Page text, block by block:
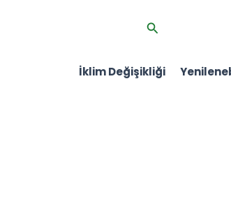
Arama
İklim Değişikliği